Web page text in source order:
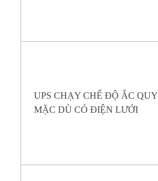
UPS CHẠY CHẾ ĐỘ ẮC QUY
MẶC DÙ CÓ ĐIỆN LƯỚI